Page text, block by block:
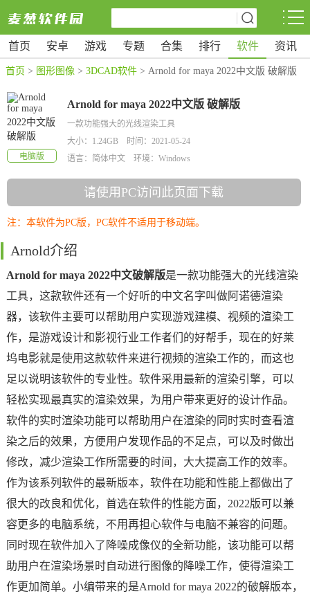
首页 安卓 游戏 专题 合集 排行 软件 资讯
首页 > 图形图像 > 3DCAD软件 > Arnold for maya 2022中文版 破解版
电脑版
Arnold for maya 2022中文版 破解版
一款功能强大的光线渲染工具
大小：1.24GB 时间：2021-05-24
语言：简体中文 环境：Windows
请使用PC访问此页面下载
注：本软件为PC版，PC软件不适用于移动端。
Arnold介绍
Arnold for maya 2022中文破解版是一款功能强大的光线渲染
工具，这款软件还有一个好听的中文名字叫做阿诺德渲染
器，该软件主要可以帮助用户实现游戏建模、视频的渲染工
作，是游戏设计和影视行业工作者们的好帮手，现在的好莱
坞电影就是使用这款软件来进行视频的渲染工作的，而这也
足以说明该软件的专业性。软件采用最新的渲染引擎，可以
轻松实现最真实的渲染效果，为用户带来更好的设计作品。
软件的实时渲染功能可以帮助用户在渲染的同时实时查看渲
染之后的效果，方便用户发现作品的不足点，可以及时做出
修改，减少渲染工作所需要的时间，大大提高工作的效率。
作为该系列软件的最新版本，软件在功能和性能上都做出了
很大的改良和优化，首选在软件的性能方面，2022版可以兼
容更多的电脑系统，不用再担心软件与电脑不兼容的问题。
同时现在软件加入了降噪成像仪的全新功能，该功能可以帮
助用户在渲染场景时自动进行图像的降噪工作，使得渲染工
作更加简单。小编带来的是Arnold for maya 2022的破解版本，